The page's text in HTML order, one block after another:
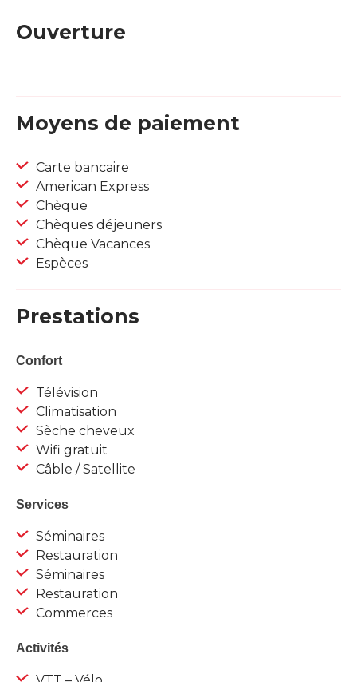
Ouverture
Moyens de paiement
Carte bancaire
American Express
Chèque
Chèques déjeuners
Chèque Vacances
Espèces
Prestations
Confort
Télévision
Climatisation
Sèche cheveux
Wifi gratuit
Câble / Satellite
Services
Séminaires
Restauration
Séminaires
Restauration
Commerces
Activités